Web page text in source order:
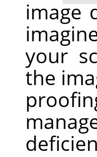
image
your
the